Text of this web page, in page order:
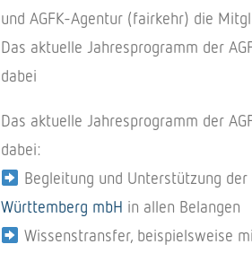
und AGFK-Agentur (fairkehr) die
Das aktuelle Jahresprogramm der
dabei
Das aktuelle Jahresprogramm der
dabei:
Begleitung und Unterstützung
Württemberg mbH in allen Belangen
Wissenstransfer, beispielsweise